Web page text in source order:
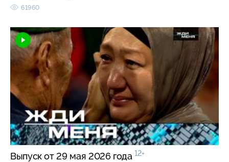
61960
Выпуск от 29 мая 2026 года 12+